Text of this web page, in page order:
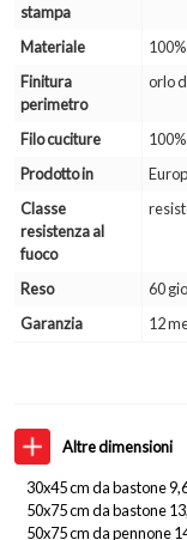
Altre dimensioni
30x45 cm da bastone
50x75 cm da bastone
50x75 cm da pennone
stampa
Materiale
Finitura
perimetro
orlo
Filo cuciture
Prodotto in
Classe
resistenza al
fuoco
Reso
60
Garanzia
12